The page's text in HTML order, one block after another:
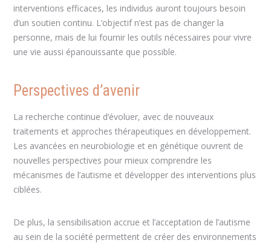
interventions efficaces, les individus auront toujours besoin
d’un soutien continu. L’objectif n’est pas de changer la
personne, mais de lui fournir les outils nécessaires pour vivre
une vie aussi épanouissante que possible.
Perspectives d’avenir
La recherche continue d’évoluer, avec de nouveaux
traitements et approches thérapeutiques en développement.
Les avancées en neurobiologie et en génétique ouvrent de
nouvelles perspectives pour mieux comprendre les
mécanismes de l’autisme et développer des interventions plus
ciblées.
De plus, la sensibilisation accrue et l’acceptation de l’autisme
au sein de la société permettent de créer des environnements